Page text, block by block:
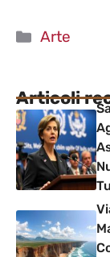
Categorie
Arte
Articoli